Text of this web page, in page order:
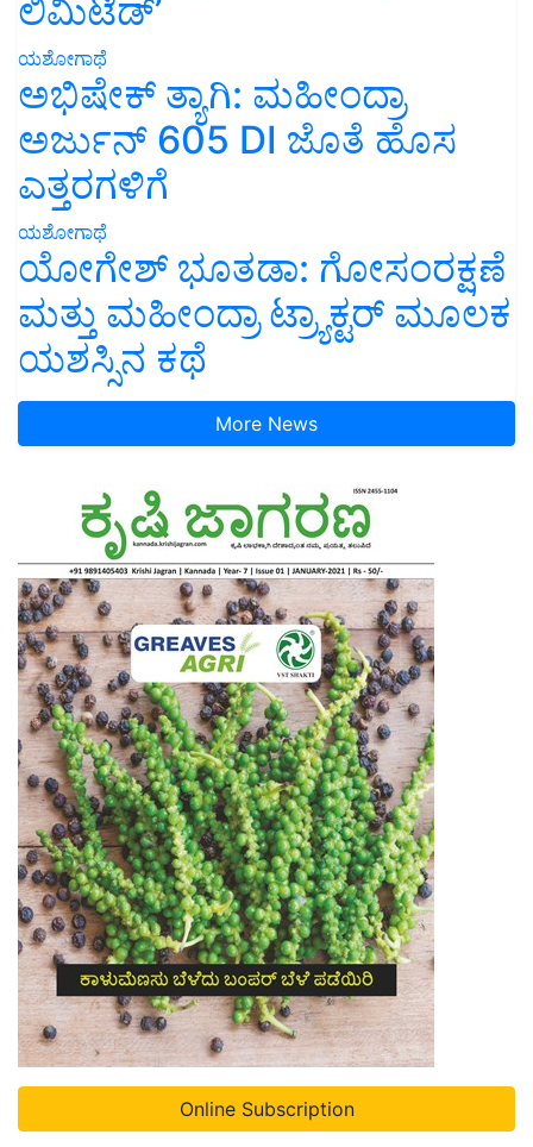
ಲಿಮಿಟೆಡ್’
ಯಶೋಗಾಥೆ
ಅಭಿಷೇಕ್ ತ್ಯಾಗಿ: ಮಹೀಂದ್ರಾ
ಅರ್ಜುನ್ 605 DI ಜೊತೆ ಹೊಸ
ಎತ್ತರಗಳಿಗೆ
ಯಶೋಗಾಥೆ
ಯೋಗೇಶ್ ಭೂತಡಾ: ಗೋಸಂರಕ್ಷಣೆ
ಮತ್ತು ಮಹೀಂದ್ರಾ ಟ್ರ್ಯಾಕ್ಟರ್ ಮೂಲಕ
ಯಶಸ್ಸಿನ ಕಥೆ
More News
Online Subscription